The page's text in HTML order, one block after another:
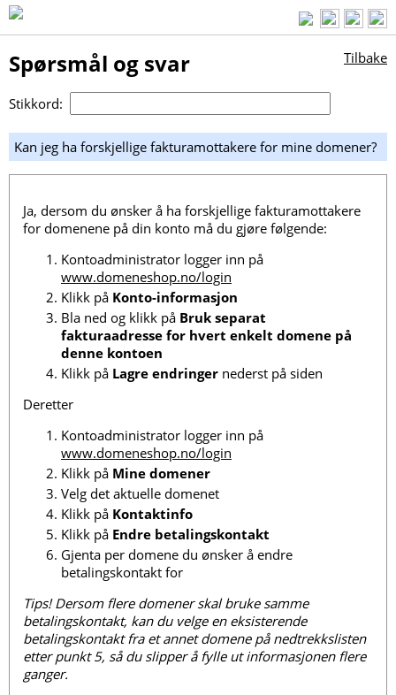
Spørsmål og svar Tilbake
Stikkord:
Kan jeg ha forskjellige fakturamottakere for mine domener?
Ja, dersom du ønsker å ha forskjellige fakturamottakere
for domenene på din konto må du gjøre følgende:
Kontoadministrator logger inn på
www.domeneshop.no/login
Klikk på Konto-informasjon
Bla ned og klikk på Bruk separat
fakturaadresse for hvert enkelt domene på
denne kontoen
Klikk på Lagre endringer nederst på siden
Deretter
Kontoadministrator logger inn på
www.domeneshop.no/login
Klikk på Mine domener
Velg det aktuelle domenet
Klikk på Kontaktinfo
Klikk på Endre betalingskontakt
Gjenta per domene du ønsker å endre
betalingskontakt for
Tips! Dersom flere domener skal bruke samme
betalingskontakt, kan du velge en eksisterende
betalingskontakt fra et annet domene på nedtrekkslisten
etter punkt 5, så du slipper å fylle ut informasjonen flere
ganger.